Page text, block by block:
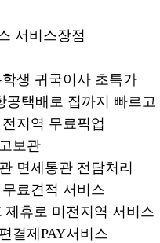
서비스장점
생 귀국이사 초특가
공택배로 집까지 빠르고
지역 무료픽업
보관
면세통관 전담처리
료견적 서비스
제휴로 미전지역 서비스
결제PAY서비스